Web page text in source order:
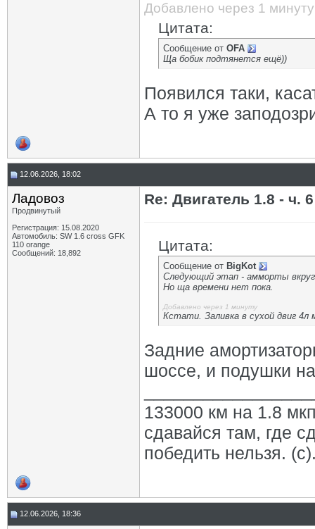
Добавлено через 1 минуту
Цитата:
Сообщение от OFA
Ща бобик подтянется ещё))
Появился таки,
А то я уже
12.06.2026, 18:02
Ладовоз
Продвинутый
Регистрация: 15.08.2020
Автомобиль: SW 1.6 cross GFK
110 orange
Сообщений: 18,892
Re: Двигатель 1.8 - ч. 6
Цитата:
Сообщение от BigKot
Следующий этап - амморты
Но ща времени нет пока.
Добавлено через 1 минуту
Кстати. Заливка в сухой двиг 4л
Задние
шоссе, и подушки
133000 км на 1.8
сдавайся там, где
победить нельзя.
12.06.2026, 18:36